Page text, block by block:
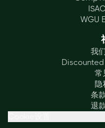
WGU
我
常
隐
条
退